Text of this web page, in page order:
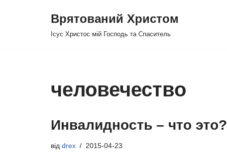
Врятований Христом
Ісус Христос мій Господь та Спаситель
человечество
Инвалидность – что это?
від drex 2015-04-23